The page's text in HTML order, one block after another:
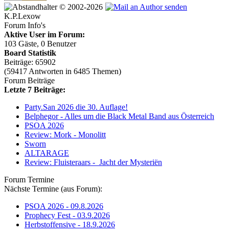
© 2002-2026
K.P.Lexow
Forum Info's
Aktive User im Forum:
103 Gäste, 0 Benutzer
Board Statistik
Beiträge: 65902
(59417 Antworten in 6485 Themen)
Forum Beiträge
Letzte 7 Beiträge:
Party.San 2026 die 30. Auflage!
Belphegor - Alles um die Black Metal Band aus Österreich
PSOA 2026
Review: Mork - Monolitt
Sworn
ALTARAGE
Review: Fluisteraars - Jacht der Mysteriën
Forum Termine
Nächste Termine (aus Forum):
PSOA 2026 - 09.8.2026
Prophecy Fest - 03.9.2026
Herbstoffensive - 18.9.2026